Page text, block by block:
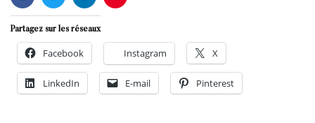
FacebookTwitterLinkedinPinterest
Partagez sur les réseaux
Facebook Instagram X
LinkedIn E-mail Pinterest